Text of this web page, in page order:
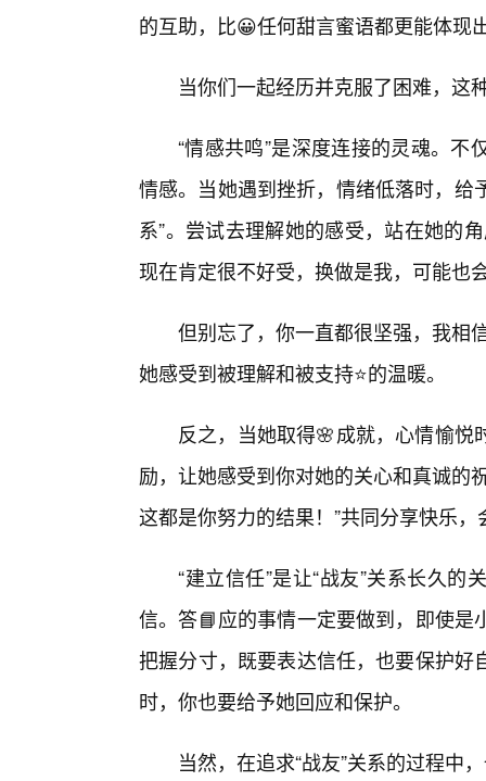
的互助，比😀任何甜言蜜语都更能体现
当你们一起经历并克服了困难，这
“情感共鸣”是深度连接的灵魂。
情感。当她遇到挫折，情绪低落时，给
系”。尝试去理解她的感受，站在她的
现在肯定很不好受，换做是我，可能也
但别忘了，你一直都很坚强，我相
她感受到被理解和被支持⭐的温暖。
反之，当她取得🌸成就，心情愉
励，让她感受到你对她的关心和真诚的
这都是你努力的结果！”共同分享快乐
“建立信任”是让“战友”关系长久
信。答📘应的事情一定要做到，即使
把握分寸，既要表达信任，也要保护
时，你也要给予她回应和保护。
当然，在追求“战友”关系的过程中